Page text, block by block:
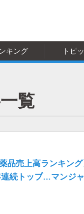
キング トピ
覧
品売上高ランキング
続トップ…マンジ